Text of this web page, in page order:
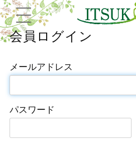
会員ログイン
メールアドレス
パスワード